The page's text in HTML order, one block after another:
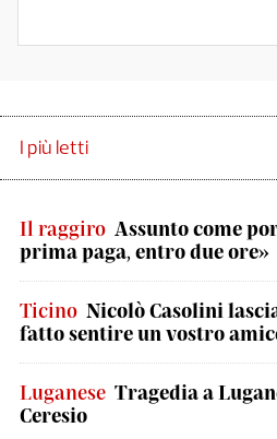
I più letti
Il raggiro Assunto come
prima paga, entro due ore»
Ticino Nicolò Casolini
fatto sentire un vostro
Luganese Tragedia a
Ceresio